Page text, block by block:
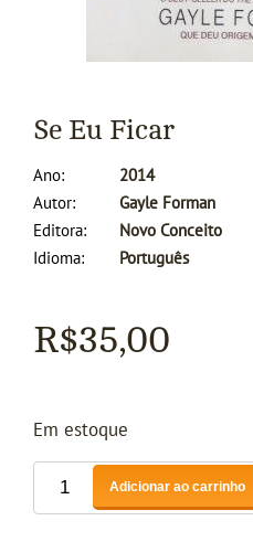
Se Eu Ficar
Ano
2014
Autor
Gayle Forman
Editora
Novo Conceito
Idioma
Português
R$35,00
Em estoque
Adicionar ao carrinho